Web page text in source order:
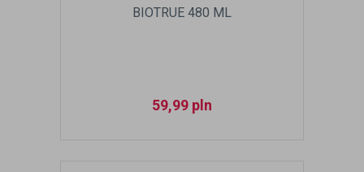
BIOTRUE 480 ML
59,99 pln